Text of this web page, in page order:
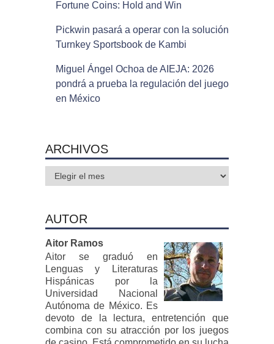
Fortune Coins: Hold and Win
Pickwin pasará a operar con la solución
Turnkey Sportsbook de Kambi
Miguel Ángel Ochoa de AIEJA: 2026
pondrá a prueba la regulación del juego
en México
ARCHIVOS
Archivos
AUTOR
Aitor Ramos
Aitor se graduó en
Lenguas y Literaturas
Hispánicas por la
Universidad Nacional
Autónoma de México. Es
devoto de la lectura, entretención que
combina con su atracción por los juegos